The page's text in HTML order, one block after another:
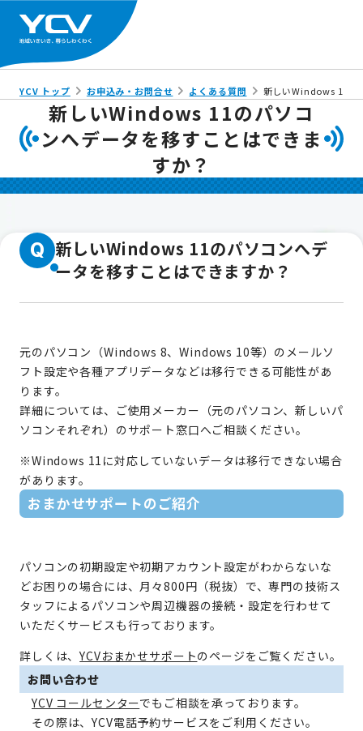
YCV トップ お申込み・お問合せ よくある質問 新しいWindows 11の
新しいWindows 11のパソコ
ンへデータを移すことはできま
すか？
Q 新しいWindows 11のパソコンへデ
ータを移すことはできますか？
元のパソコン（Windows 8、Windows 10等）のメールソ
フト設定や各種アプリデータなどは移行できる可能性があ
ります。
詳細については、ご使用メーカー（元のパソコン、新しいパ
ソコンそれぞれ）のサポート窓口へご相談ください。
※Windows 11に対応していないデータは移行できない場合
があります。
おまかせサポートのご紹介
パソコンの初期設定や初期アカウント設定がわからないな
どお困りの場合には、月々800円（税抜）で、専門の技術ス
タッフによるパソコンや周辺機器の接続・設定を行わせて
いただくサービスも行っております。
詳しくは、YCVおまかせサポートのページをご覧ください。
お問い合わせ
YCV コールセンターでもご相談を承っております。
その際は、YCV電話予約サービスをご利用ください。